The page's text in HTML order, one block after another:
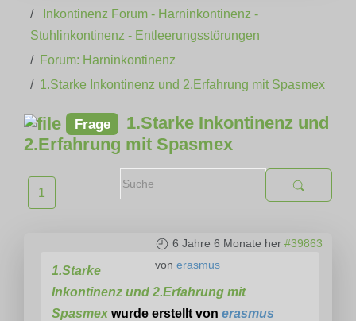
Inkontinenz Forum - Harninkontinenz -
Stuhlinkontinenz - Entleerungsstörungen
Forum: Harninkontinenz
1.Starke Inkontinenz und 2.Erfahrung mit Spasmex
Frage
1.Starke Inkontinenz und
2.Erfahrung mit Spasmex
1
6 Jahre 6 Monate her #39863
von erasmus
1.Starke
Inkontinenz und 2.Erfahrung mit
Spasmex wurde erstellt von erasmus